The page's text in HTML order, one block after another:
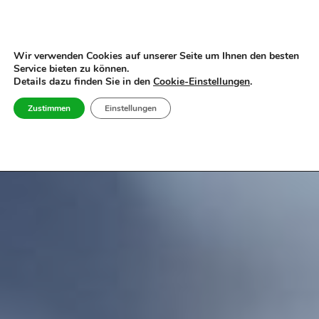
Inhalt
springen
Wir verwenden Cookies auf unserer Seite um Ihnen den besten
Service bieten zu können.
Details dazu finden Sie in den Cookie-Einstellungen.
Zustimmen Einstellungen